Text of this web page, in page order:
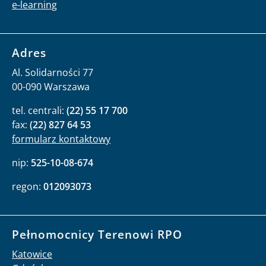
e-learning
Adres
Al. Solidarności 77
00-090 Warszawa
tel. centrali: (22) 55 17 700
fax: (22) 827 64 53
formularz kontaktowy
nip: 525-10-08-674
regon: 012093073
Pełnomocnicy Terenowi RPO
Katowice